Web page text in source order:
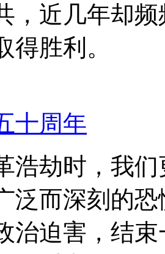
，近几年却
得胜利。
十周年
浩劫时，我
泛而深刻的
治迫害，结